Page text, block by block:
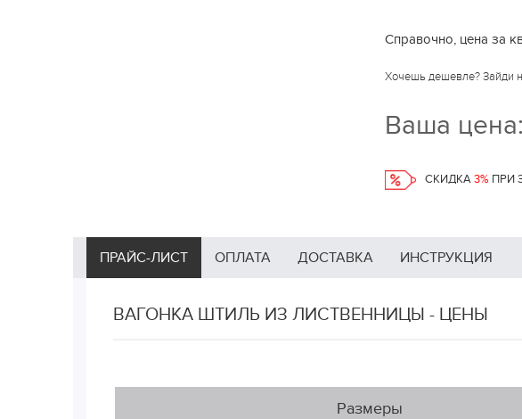
Справочно, цена за
Хочешь дешевле? Зайди
Ваша цена:
СКИДКА3% ПРИ
ПРАЙС-ЛИСТ ОПЛАТА ДОСТАВКА ИНСТРУКЦИЯ
ВАГОНКА ШТИЛЬ ИЗ ЛИСТВЕННИЦЫ - ЦЕНЫ
Размеры